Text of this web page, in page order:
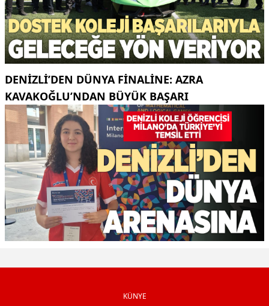
DENIZLI’DEN DÜNYA FINALINE: AZRA
KAVAKOĞLU’NDAN BÜYÜK BAŞARI
KÜNYE